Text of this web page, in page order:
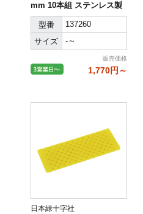
mm 10本組 ステンレス製
型番
137260
サイズ
-～
販売価格
1,770円～
日本緑十字社